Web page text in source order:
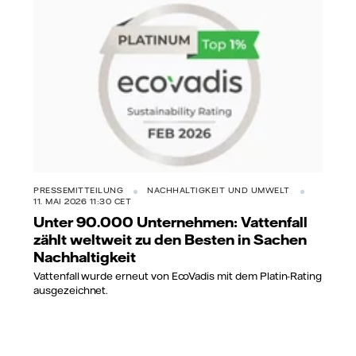
PRESSEMITTEILUNG
NACHHALTIGKEIT UND UMWELT
11. MAI 2026 11:30 CET
Unter 90.000 Unternehmen: Vattenfall
zählt weltweit zu den Besten in Sachen
Nachhaltigkeit
Vattenfall wurde erneut von EcoVadis mit dem Platin-Rating
ausgezeichnet.